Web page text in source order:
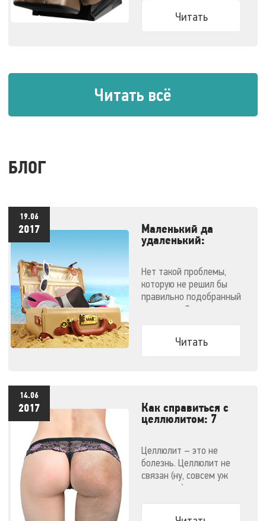
Читать
Читать всё
БЛОГ
19.06
2017
Маленький да
удаленький:
отпуске
Нет такой проблемы,
которую не решил бы
правильно подобранный
массажер. Эти
ручную кладь и не
дадут испортить
Читать
14.06
2017
Как справиться с
целлюлитом: 7
Целлюлит – это не
болезнь. Целлюлит не
связан (ну, совсем уж
напрямую) с ожирением.